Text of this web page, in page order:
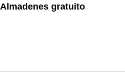
Almadenes gratuito